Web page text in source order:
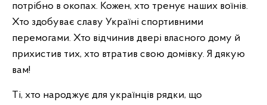
потрібно в окопах. Кожен, хто тренує наших воїнів.
Хто здобуває славу Україні спортивними
перемогами. Хто відчинив двері власного дому й
прихистив тих, хто втратив свою домівку. Я дякую
вам!
Ті, хто народжує для українців рядки, що